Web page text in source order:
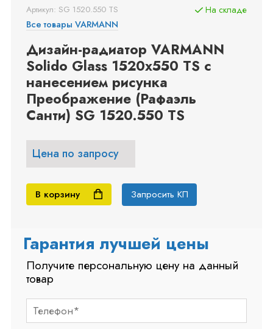
Артикул: SG 1520.550 TS
Все товары VARMANN
Дизайн-радиатор VARMANN
Solido Glass 1520x550 TS с
нанесением рисунка
Преображение (Рафаэль
Санти) SG 1520.550 TS
На складе
Цена по запросу
В корзину Запросить КП
Гарантия лучшей цены
Получите персональную цену на данный
товар